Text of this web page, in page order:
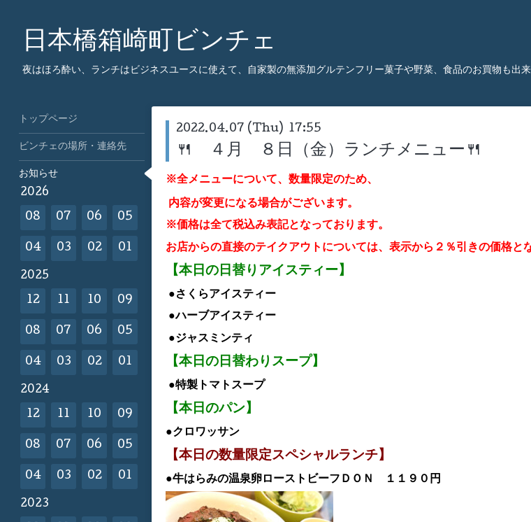
日本橋箱崎町ビンチェ
夜はほろ酔い、ランチはビジネスユースに使えて、自家製の無添加グルテンフリー菓子や野菜、食品のお買物も出
2022.04.07 (Thu) 17:55
🍴 ４月 ８日（金）ランチメニュー🍴
※全メニューについて、数量限定のため、
内容が変更になる場合がございます。
※価格は全て税込み表記となっております。
お店からの直接のテイクアウトについては、表示から２％引きの価格と
【本日の日替りアイスティー】
●さくらアイスティー
●ハーブアイスティー
●ジャスミンティ
【本日の日替わりスープ】
●特製トマトスープ
【本日のパン】
●クロワッサン
【本日の数量限定スペシャルランチ】
●牛はらみの温泉卵ローストビーフＤＯＮ １１９ ０円
トップページ
ビンチェの場所・連絡先
お知らせ
2026
08 07 06 05
04 03 02 01
2025
12 11 10 09
08 07 06 05
04 03 02 01
2024
12 11 10 09
08 07 06 05
04 03 02 01
2023